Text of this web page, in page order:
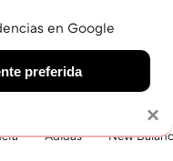
GASTRO SNEAKERS
Adidas New
×
en Google
preferida